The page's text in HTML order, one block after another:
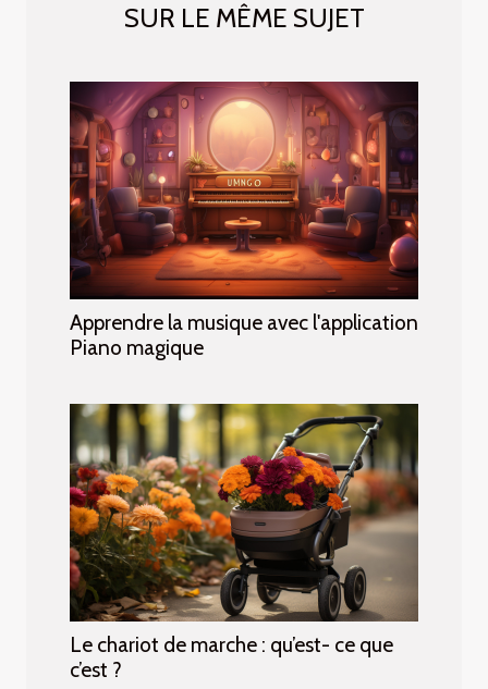
SUR LE MÊME SUJET
Apprendre la musique avec l'application
Piano magique
Le chariot de marche : qu’est- ce que
c’est ?